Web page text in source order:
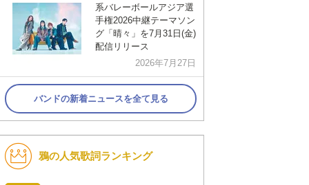
系バレーボールアジア選
手権2026中継テーマソン
グ「晴々」を7月31日(金)
配信リリース
2026年7月27日
バンドの新着ニュースを全て見る
鴉の人気歌詞ランキング